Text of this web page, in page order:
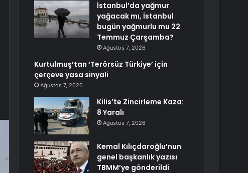
İstanbul’da yağmur
yağacak mı, İstanbul
bugün yağmurlu mu 22
Temmuz Çarşamba?
Ağustos 7, 2026
Kurtulmuş’tan ‘Terörsüz Türkiye’ için
çerçeve yasa sinyali
Ağustos 7, 2026
Kilis’te Zincirleme Kaza:
8 Yaralı
Ağustos 7, 2026
Kemal Kılıçdaroğlu’nun
genel başkanlık yazısı
TBMM’ye gönderildi